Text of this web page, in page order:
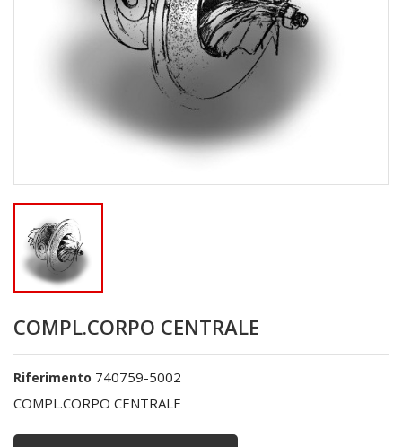
COMPL.CORPO CENTRALE
Riferimento 740759-5002
COMPL.CORPO CENTRALE